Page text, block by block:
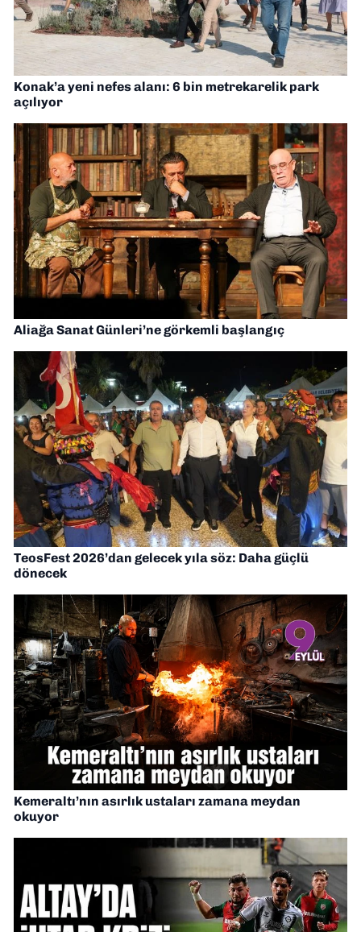
Konak’a yeni nefes alanı: 6 bin metrekarelik park
açılıyor
Aliağa Sanat Günleri’ne görkemli başlangıç
TeosFest 2026’dan gelecek yıla söz: Daha güçlü
dönecek
Kemeraltı’nın asırlık ustaları zamana meydan
okuyor